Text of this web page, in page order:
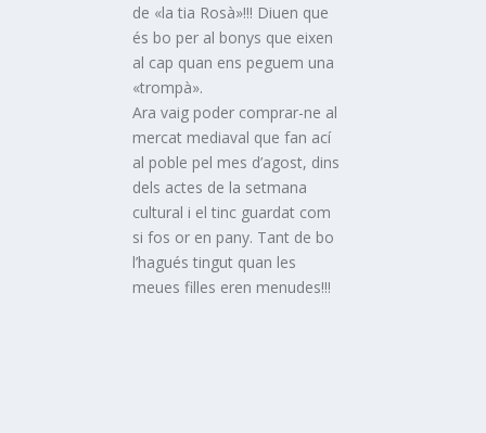
de «la tia Rosà»!!! Diuen que
és bo per al bonys que eixen
al cap quan ens peguem una
«trompà».
Ara vaig poder comprar-ne al
mercat mediaval que fan ací
al poble pel mes d’agost, dins
dels actes de la setmana
cultural i el tinc guardat com
si fos or en pany. Tant de bo
l’hagués tingut quan les
meues filles eren menudes!!!